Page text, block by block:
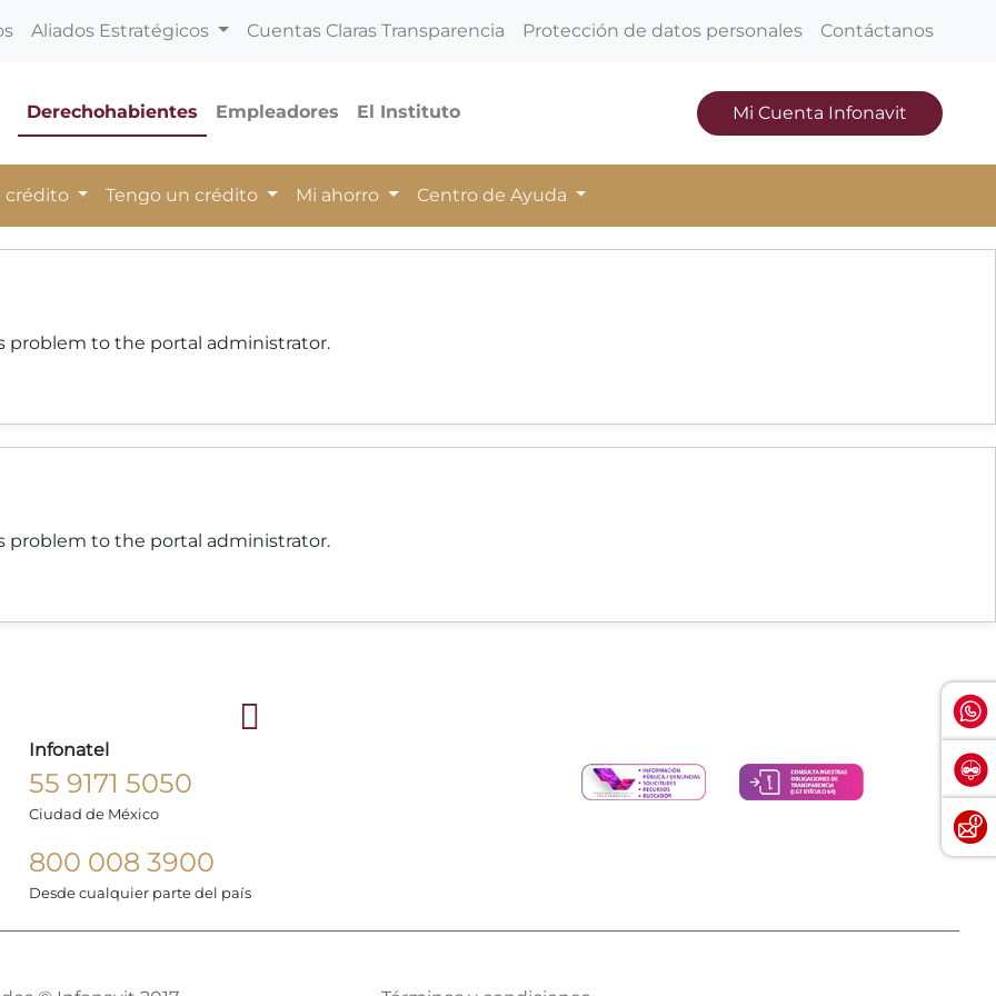
Aliados Estratégicos Cuentas Claras Transparencia Protección de datos personales Contáctanos
Derechohabientes Empleadores El Instituto Mi Cuenta Infonavit
crédito Tengo un crédito Mi ahorro Centro de Ayuda
problem to the portal administrator.
problem to the portal administrator.
Infonatel
55 9171 5050
Ciudad de México
800 008 3900
Desde cualquier parte del país